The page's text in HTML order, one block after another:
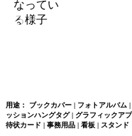
用途： ブックカバー | フォトアルバム
ッションハングタグ | グラフィックア
待状カード | 事務用品 | 看板 | スタンド